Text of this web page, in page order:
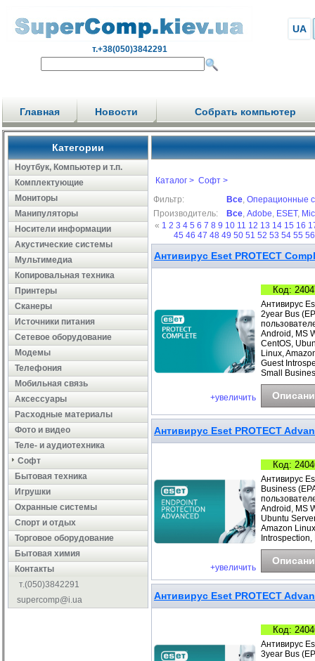
т.+38(050)3842291
UA
Главная Новости Собрать компьютер
Категории
Ноутбук, Компьютер и т.п.
Комплектующие
Мониторы
Манипуляторы
Носители информации
Акустические системы
Мультимедиа
Копировальная техника
Принтеры
Сканеры
Источники питания
Сетевое оборудование
Модемы
Телефония
Мобильная связь
Аксессуары
Расходные материалы
Фото и видео
Теле- и аудиотехника
Софт
Бытовая техника
Игрушки
Охранные системы
Cпорт и отдых
Торговое оборудование
Бытовая химия
Контакты
т.(050)3842291
supercomp@i.ua
Каталог > Софт >
Фильтр:
Все, Операционные
Производитель:
Все, Adobe, ESET,
« 1 2 3 4 5 6 7 8 9 10 11 12 13 14 15 16
45 46 47 48 49 50 51 52 53 54 55
Антивирус Eset PROTECT
+увеличить
Код:
Антивирус
2year Bus
Android, MS
CentOS,
Linux,
Guest
Small
Антивирус Eset PROTECT
+увеличить
Код:
Антивирус
Business
Android, MS
Ubuntu
Amazon
Антивирус Eset PROTECT
Код:
Антивирус
3year Bus